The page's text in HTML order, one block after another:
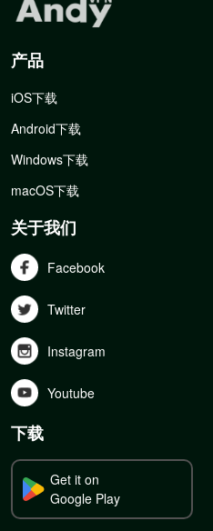
产品
iOS下载
Android下载
Windows下载
macOS下载
关于我们
Facebook
Twitter
Instagram
Youtube
下载
Get it on
Google Play